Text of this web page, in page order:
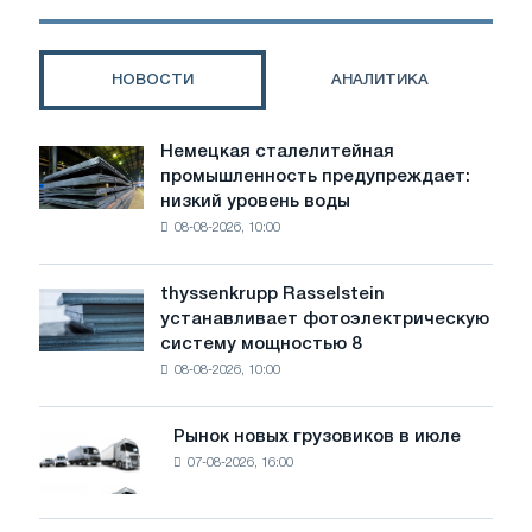
в
НОВОСТИ АНАЛИТИКА
Немецкая
сталелитейная
промышленность
предупреждает:
воды
угрожает
Немецкая сталелитейная
промышленность предупреждает:
низкий уровень воды
08-08-2026, 10:00
thyssenkrupp
Rasselstein
устанавливает
фотоэлектрическую
thyssenkrupp Rasselstein
устанавливает фотоэлектрическую
систему мощностью 8
08-08-2026, 10:00
Рынок
новых
грузовиков
в
Рынок новых грузовиков в июле
07-08-2026, 16:00